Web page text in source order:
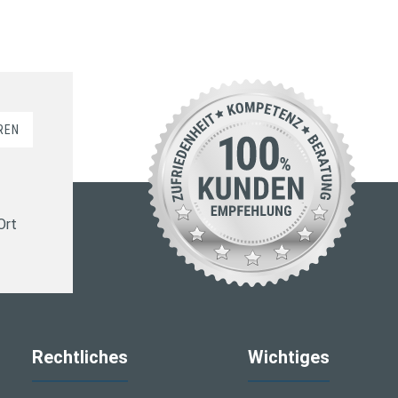
Rechtliches Wichtiges